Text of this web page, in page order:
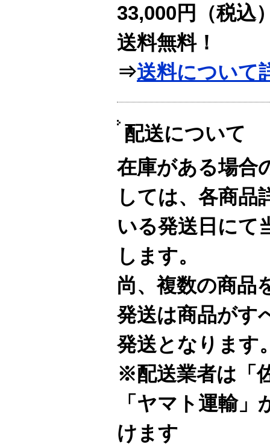
33,000円（税込
送料無料！
⇒送料について
配送について
在庫がある場合
しては、各商品
いる発送日にて
します。
尚、複数の商品
発送は商品がす
発送となります
※配送業者は「
「ヤマト運輸
けます